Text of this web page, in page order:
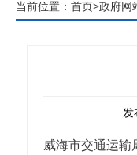
当前位置： 首页>政府网
发
威海市交通运